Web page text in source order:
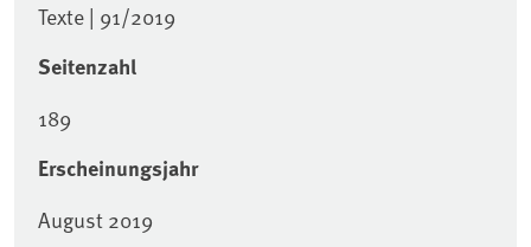
Texte | 91/2019
Seitenzahl
189
Erscheinungsjahr
August 2019